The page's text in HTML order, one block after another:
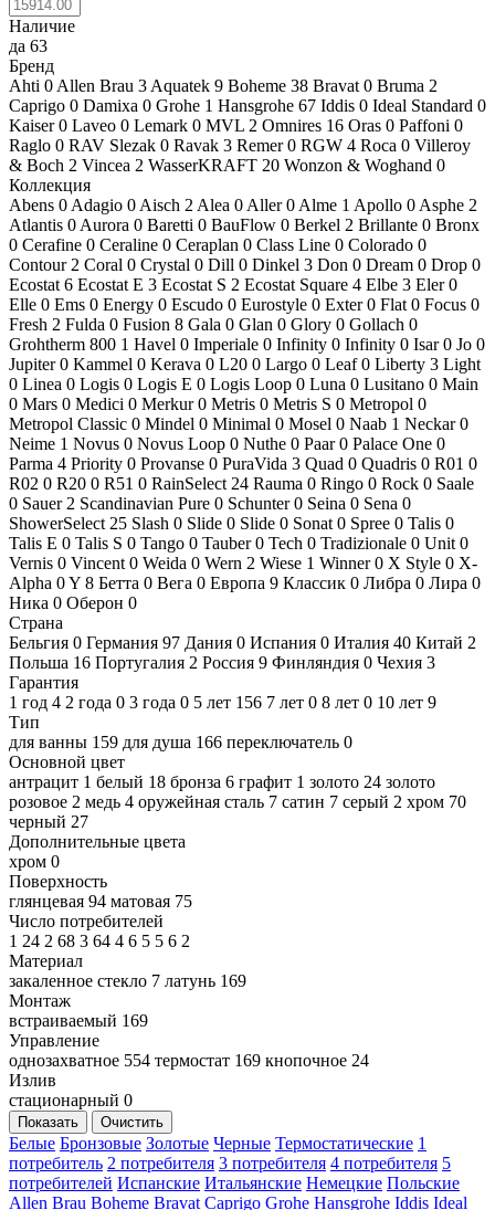
Наличие
да 63
Бренд
Ahti 0 Allen Brau 3 Aquatek 9 Boheme 38 Bravat 0 Bruma 2
Caprigo 0 Damixa 0 Grohe 1 Hansgrohe 67 Iddis 0 Ideal Standard 0
Kaiser0 Laveo 0 Lemark 0 MVL 2 Omnires 16 Oras 0 Paffoni 0
Raglo 0 RAV Slezak 0 Ravak 3 Remer0 RGW 4 Roca 0 Villeroy
& Boch 2 Vincea 2 WasserKRAFT 20 Wonzon & Woghand 0
Коллекция
Abens 0 Adagio 0 Aisch 2 Alea 0 Aller0 Alme 1 Apollo 0 Asphe 2
Atlantis 0 Aurora 0 Baretti 0 BauFlow 0 Berkel 2 Brillante 0 Bronx
0 Cerafine 0 Ceraline 0 Ceraplan 0 Class Line 0 Colorado 0
Contour 2 Coral 0 Crystal 0 Dill 0 Dinkel 3 Don 0 Dream 0 Drop 0
Ecostat 6 Ecostat E 3 Ecostat S 2 Ecostat Square 4 Elbe 3 Eler0
Elle 0 Ems 0 Energy 0 Escudo 0 Eurostyle 0 Exter0 Flat 0 Focus 0
Fresh 2 Fulda 0 Fusion 8 Gala 0 Glan 0 Glory 0 Gollach 0
Grohtherm 800 1 Havel 0 Imperiale 0 Infinity 0 Infinity 0 Isar0 Jo 0
Jupiter0 Kammel 0 Kerava 0 L20 0 Largo 0 Leaf0 Liberty 3 Light
0 Linea 0 Logis 0 Logis E 0 Logis Loop 0 Luna 0 Lusitano 0 Main
0 Mars 0 Medici 0 Merkur0 Metris 0 Metris S 0 Metropol 0
Metropol Classic 0 Mindel 0 Minimal 0 Mosel 0 Naab 1 Neckar0
Neime 1 Novus 0 Novus Loop 0 Nuthe 0 Paar0 Palace One 0
Parma 4 Priority 0 Provanse 0 PuraVida 3 Quad 0 Quadris 0 R01 0
R02 0 R20 0 R51 0 RainSelect 24 Rauma 0 Ringo 0 Rock 0 Saale
0 Sauer 2 Scandinavian Pure 0 Schunter0 Seina 0 Sena 0
ShowerSelect 25 Slash 0 Slide 0 Slide 0 Sonat 0 Spree 0 Talis 0
Talis E 0 Talis S 0 Tango 0 Tauber0 Tech 0 Tradizionale 0 Unit 0
Vernis 0 Vincent 0 Weida 0 Wern 2 Wiese 1 Winner0 X Style 0 X-
Alpha 0Y 8 Бетта 0 Вега 0 Европа 9 Классик 0 Либра 0 Лира 0
Ника 0 Оберон 0
Страна
Бельгия 0 Германия 97 Дания 0 Испания 0 Италия 40 Китай 2
Польша 16 Португалия 2 Россия 9 Финляндия 0 Чехия 3
Гарантия
1 год 4 2 года 0 3 года 0 5 лет 156 7 лет 0 8 лет 0 10 лет 9
Тип
для ванны 159 для душа 166 переключатель 0
Основной цвет
антрацит 1 белый 18 бронза 6 графит 1 золото 24 золото
розовое 2 медь 4 оружейная сталь 7 сатин 7 серый 2 хром 70
черный 27
Дополнительные цвета
хром 0
Поверхность
глянцевая 94 матовая 75
Число потребителей
1 24 2 68 3 64 4 6 5 5 6 2
Материал
закаленное стекло 7 латунь 169
Монтаж
встраиваемый 169
Управление
однозахватное 554 термостат 169 кнопочное 24
Излив
стационарный 0
Показать Очистить
Белые Бронзовые Золотые Черные Термостатические 1
потребитель 2 потребителя 3 потребителя 4 потребителя 5
потребителей Испанские Итальянские Немецкие Польские
Allen Brau Boheme Bravat Caprigo Grohe Hansgrohe Iddis Ideal